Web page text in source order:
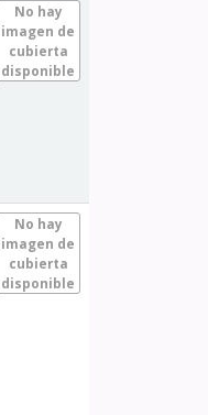
No hay
imagen de
cubierta
disponible
No hay
imagen de
cubierta
disponible